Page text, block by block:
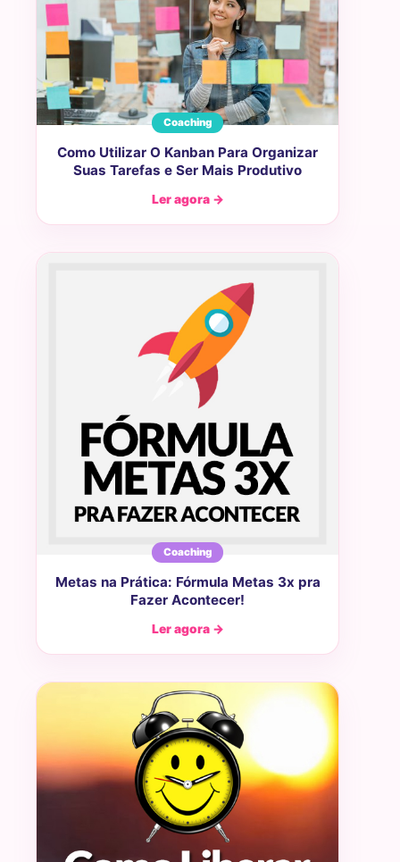
Coaching
Como Utilizar O Kanban Para Organizar
Suas Tarefas e Ser Mais Produtivo
Ler agora →
Coaching
Metas na Prática: Fórmula Metas 3x pra
Fazer Acontecer!
Ler agora →